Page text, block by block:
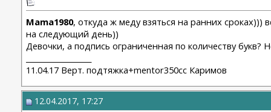
Mama1980, откуда ж меду взяться на ранних
на следующий день))
Девочки, а подпись ограниченная по количеству
11.04.17 Верт. подтяжка+mentor350cc Каримов
12.04.2017, 17:27